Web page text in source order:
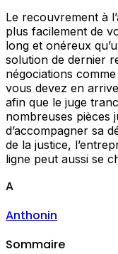
Le recouvrement à
plus facilement de
long et onéreux
solution de dernier
négociations
vous devez en
afin que le juge
nombreuses pièces
d’accompagner sa
de la justice,
ligne peut aussi se
A
Anthonin
Sommaire